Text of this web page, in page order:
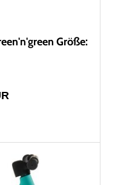
Größe: